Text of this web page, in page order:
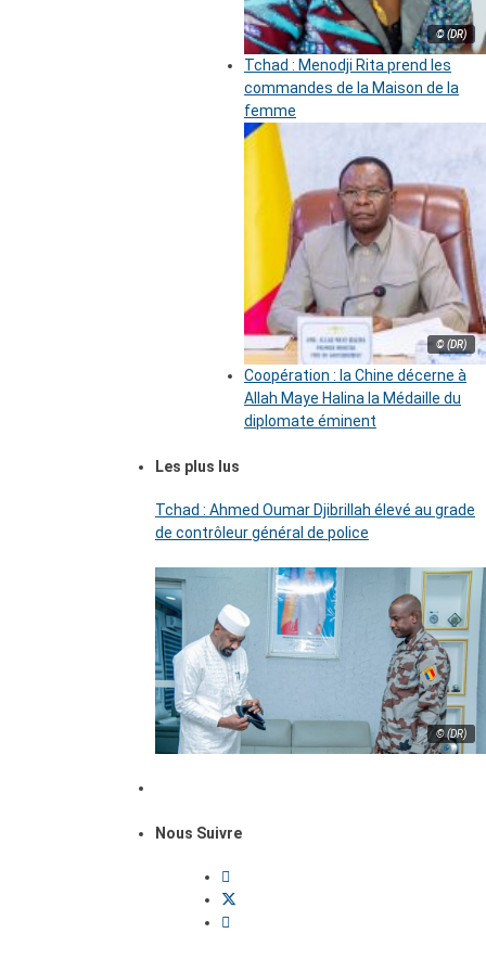
© (DR)
Tchad : Menodji Rita prend les
commandes de la Maison de la
femme
© (DR)
Coopération : la Chine décerne à
Allah Maye Halina la Médaille du
diplomate éminent
Les plus lus
Tchad : Ahmed Oumar Djibrillah élevé au grade
de contrôleur général de police
© (DR)
Nous Suivre